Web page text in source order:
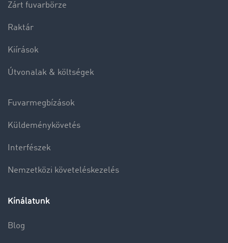
Zárt fuvarbörze
Raktár
Kiírások
Útvonalak & költségek
Fuvarmegbízások
Küldeménykövetés
Interfészek
Nemzetközi követeléskezelés
Kínálatunk
Blog